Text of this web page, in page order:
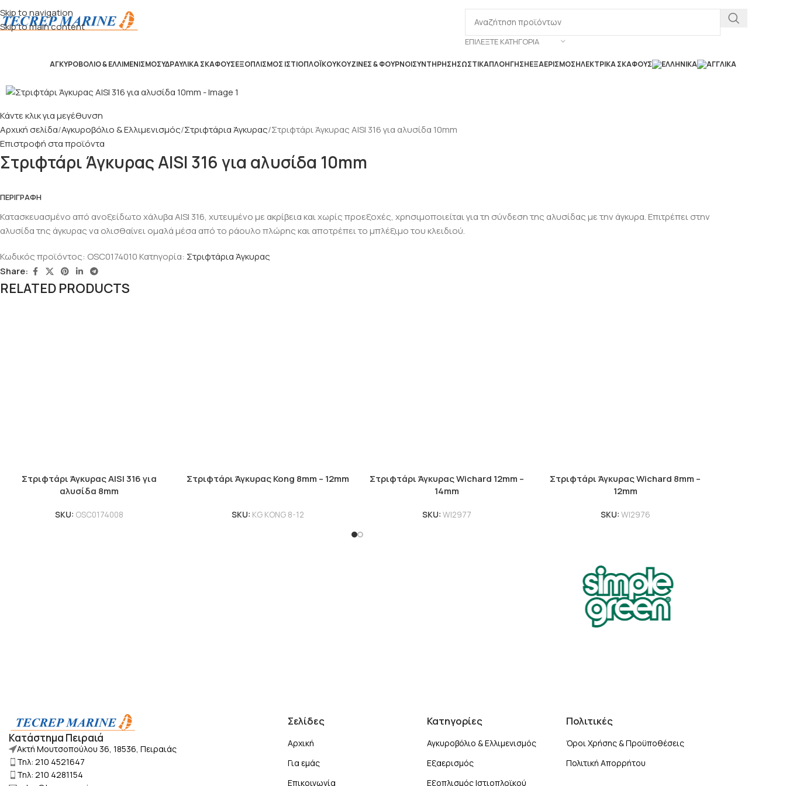
Skip to navigation
Skip to main content
ΕΠΙΛΈΞΤΕ ΚΑΤΗΓΟΡΊΑ
ΑΓΚΥΡΟΒΌΛΙΟ & ΕΛΛΙΜΕΝΙΣΜΌΣΥΔΡΑΥΛΙΚΆ ΣΚΆΦΟΥΣΕΞΟΠΛΙΣΜΌΣ ΙΣΤΙΟΠΛΟΪΚΟΎΚΟΥΖΊΝΕΣ & ΦΟΎΡΝΟΙΣΥΝΤΉΡΗΣΗΣΩΣΤΙΚΆΠΛΟΉΓΗΣΗΕΞΑΕΡΙΣΜΌΣΗΛΕΚΤΡΙΚΆ ΣΚΆΦΟΥΣ
Κάντε κλικ για μεγέθυνση
Αρχική σελίδα Αγκυροβόλιο & Ελλιμενισμός Στριφτάρια Άγκυρας Στριφτάρι Άγκυρας AISI 316 για αλυσίδα 10mm
Επιστροφή στα προϊόντα
Στριφτάρι Άγκυρας AISI 316 για αλυσίδα 10mm
ΠΕΡΙΓΡΑΦΉ
Κατασκευασμένο από ανοξείδωτο χάλυβα AISI 316, χυτευμένο με ακρίβεια και χωρίς προεξοχές, χρησιμοποιείται για τη σύνδεση της αλυσίδας με την άγκυρα. Επιτρέπει στην
αλυσίδα της άγκυρας να ολισθαίνει ομαλά μέσα από το ράουλο πλώρης και αποτρέπει το μπλέξιμο του κλειδιού.
Κωδικός προϊόντος: OSC0174010Κατηγορία: Στριφτάρια Άγκυρας
Share:
RELATED PRODUCTS
Στριφτάρι Άγκυρας AISI 316 για
αλυσίδα 8mm
SKU: OSC0174008
Στριφτάρι Άγκυρας Kong 8mm – 12mm
SKU: KG KONG 8-12
Στριφτάρι Άγκυρας Wichard 12mm –
14mm
SKU: WI2977
Στριφτάρι Άγκυρας Wichard 8mm –
12mm
SKU: WI2976
Κατάστημα Πειραιά
Ακτή Μουτσοπούλου 36, 18536, Πειραιάς
Τηλ: 210 4521647
Τηλ: 210 4281154
Σελίδες
Αρχική
Για εμάς
Επικοινωνία
Κατηγορίες
Αγκυροβόλιο & Ελλιμενισμός
Εξαερισμός
Εξοπλισμός Ιστιοπλοϊκού
Πολιτικές
Όροι Χρήσης & Προϋποθέσεις
Πολιτική Απορρήτου